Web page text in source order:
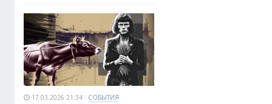
17.03.2026 21:34 СОБЫТИЯ